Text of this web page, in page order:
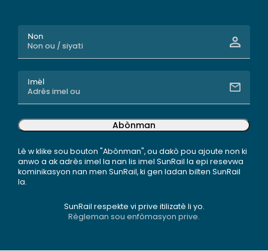
Non
Imèl
Abònman
Lè w klike sou bouton "Abònman", ou dakò pou ajoute non ki
anwo a ak adrès imel la nan lis imel SunRail la epi resevwa
kominikasyon nan men SunRail, ki gen ladan bilten SunRail
la.
SunRail respekte vi prive itilizatè li yo.
Règleman sou enfòmasyon prive.